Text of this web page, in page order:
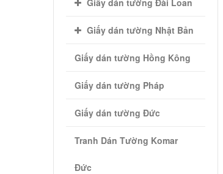
Giấy dán tường Đài Loan
Giấy dán tường Nhật Bản
Giấy dán tường Hồng Kông
Giấy dán tường Pháp
Giấy dán tường Đức
Tranh Dán Tường Komar
Đức